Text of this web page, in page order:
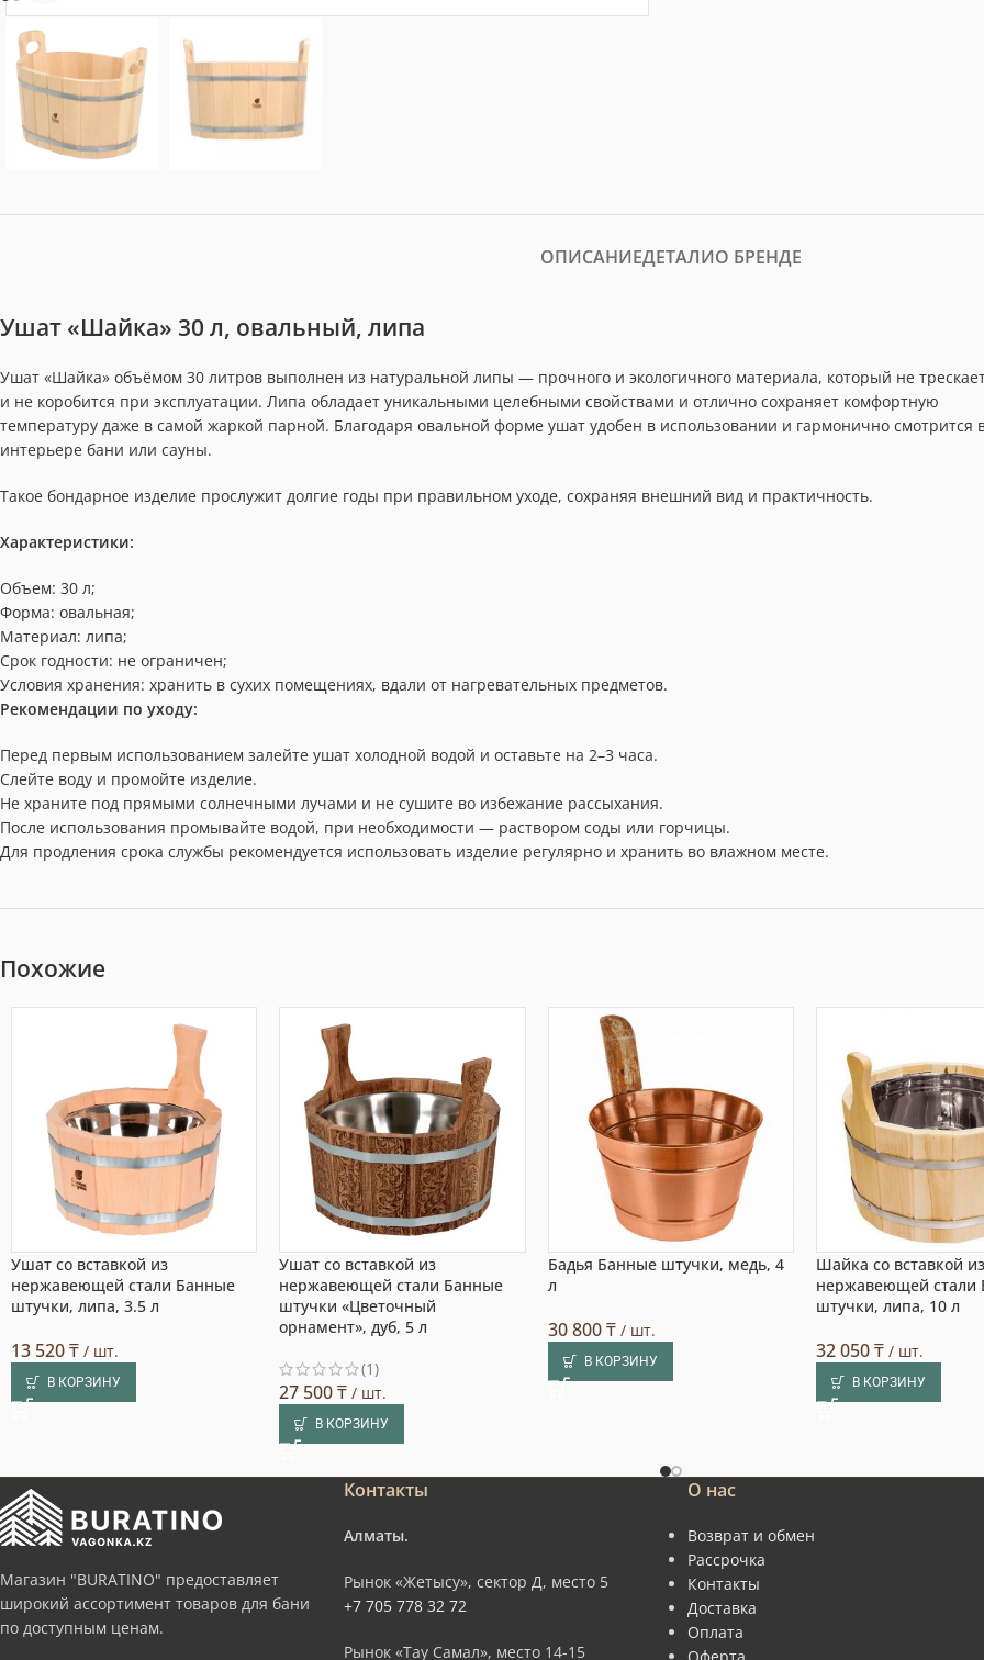
ОПИСАНИЕДЕТАЛИО БРЕНДЕ
Ушат «Шайка» 30 л, овальный, липа
Ушат «Шайка» объёмом 30 литров выполнен из натуральной липы — прочного и экологичного материала, который не
и не коробится при эксплуатации. Липа обладает уникальными целебными свойствами и отлично сохраняет комфортную
температуру даже в самой жаркой парной. Благодаря овальной форме ушат удобен в использовании и гармонично смотрится
интерьере бани или сауны.
Такое бондарное изделие прослужит долгие годы при правильном уходе, сохраняя внешний вид и практичность.
Характеристики:
Объем: 30 л;
Форма: овальная;
Материал: липа;
Срок годности: не ограничен;
Условия хранения: хранить в сухих помещениях, вдали от нагревательных предметов.
Рекомендации по уходу:
Перед первым использованием залейте ушат холодной водой и оставьте на 2–3 часа.
Слейте воду и промойте изделие.
Не храните под прямыми солнечными лучами и не сушите во избежание рассыхания.
После использования промывайте водой, при необходимости — раствором соды или горчицы.
Для продления срока службы рекомендуется использовать изделие регулярно и хранить во влажном месте.
Похожие
Ушат со вставкой из
нержавеющей стали Банные
штучки, липа, 3.5 л
13 520₸ / шт.
В КОРЗИНУ
Ушат со вставкой из
нержавеющей стали Банные
штучки «Цветочный
орнамент», дуб, 5 л
(1)
27 500₸ / шт.
В КОРЗИНУ
Бадья Банные штучки, медь, 4
л
30 800₸/ шт.
В КОРЗИНУ
Шайка со вставкой из
нержавеющей стали
штучки, липа, 10 л
32 050₸ / шт.
В КОРЗИНУ
Магазин "BURATINO" предоставляет
широкий ассортимент товаров для бани
по доступным ценам.
Контакты
Алматы.
Рынок «Жетысу», сектор Д, место 5
+7 705 778 32 72
Рынок «Тау Самал», место 14-15
О нас
Возврат и обмен
Рассрочка
Контакты
Доставка
Оплата